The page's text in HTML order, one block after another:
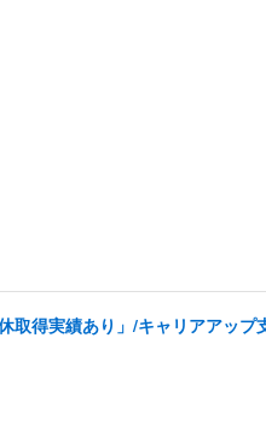
取得実績あり」/キャリアアップ